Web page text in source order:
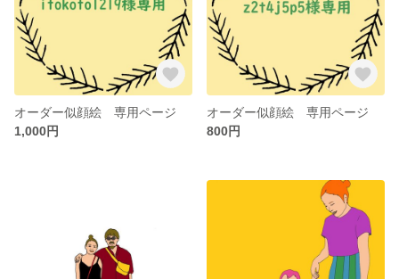
オーダー似顔絵 専用ページ
1,000円
オーダー似顔絵 専用ページ
800円